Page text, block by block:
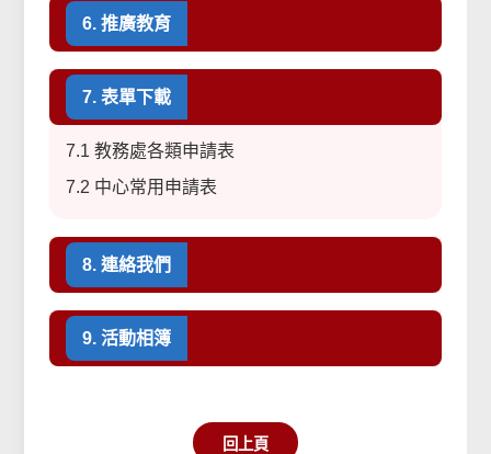
6. 推廣教育
7. 表單下載
7.1 教務處各類申請表
7.2 中心常用申請表
8. 連絡我們
9. 活動相簿
回上頁